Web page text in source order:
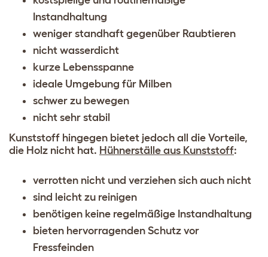
Instandhaltung
weniger standhaft gegenüber Raubtieren
nicht wasserdicht
kurze Lebensspanne
ideale Umgebung für Milben
schwer zu bewegen
nicht sehr stabil
Kunststoff hingegen bietet jedoch all die Vorteile,
die Holz nicht hat. Hühnerställe aus Kunststoff:
verrotten nicht und verziehen sich auch nicht
sind leicht zu reinigen
benötigen keine regelmäßige Instandhaltung
bieten hervorragenden Schutz vor
Fressfeinden